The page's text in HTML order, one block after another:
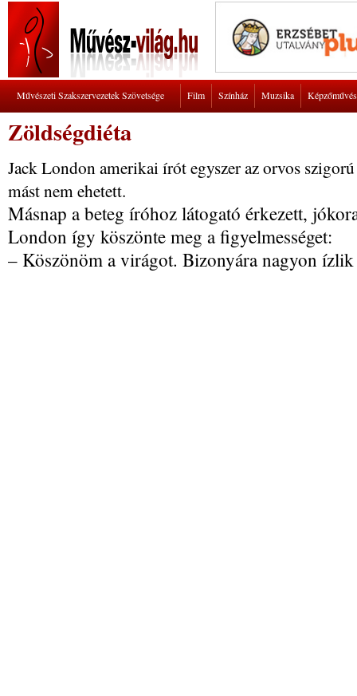
Művészeti Szakszervezetek Szövetsége Film Színház Muzsika
Zöldségdiéta
Jack London amerikai írót egyszer az orvos
mást nem ehetett.
Másnap a beteg íróhoz látogató érkezett,
London így köszönte meg a figyelmességet:
– Köszönöm a virágot. Bizonyára nagyon